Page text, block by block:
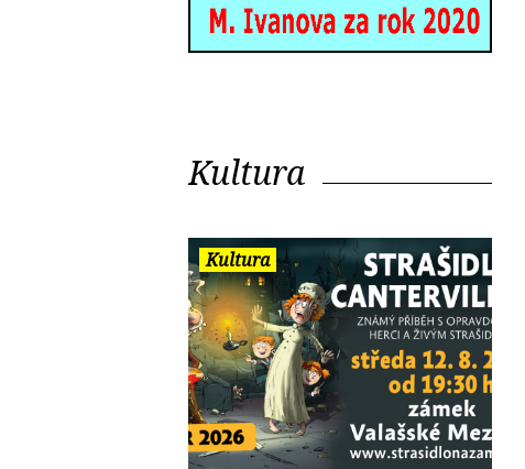
Kultura
Kultura